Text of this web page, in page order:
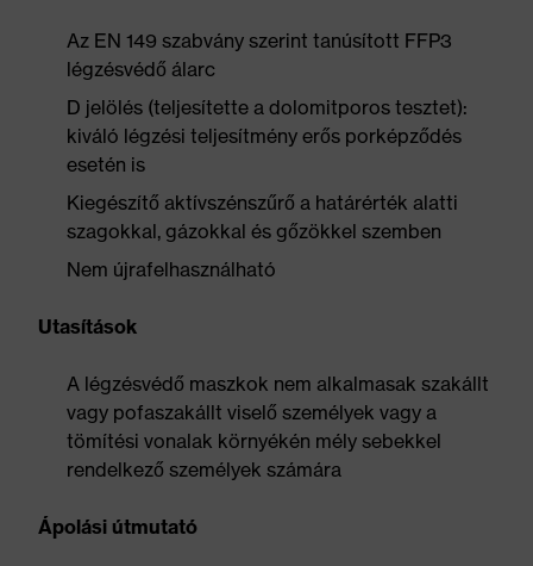
Az EN 149 szabvány szerint tanúsított FFP3
légzésvédő álarc
D jelölés (teljesítette a dolomitporos tesztet):
kiváló légzési teljesítmény erős porképződés
esetén is
Kiegészítő aktívszénszűrő a határérték alatti
szagokkal, gázokkal és gőzökkel szemben
Nem újrafelhasználható
Utasítások
A légzésvédő maszkok nem alkalmasak szakállt
vagy pofaszakállt viselő személyek vagy a
tömítési vonalak környékén mély sebekkel
rendelkező személyek számára
Ápolási útmutató